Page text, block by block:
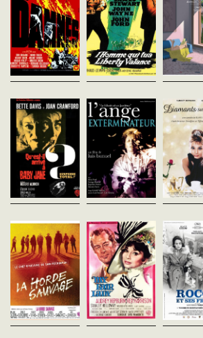
la Ruhr, la famille Essenbeck
célèbre l'anniversaire du
vieux baron Joachim, maître
des aciéries qui ont fait sa...
Un sénateur
Shinbone pour
funérailles d'un
presse locale,
présence du
presse de...
Qu'est-il arrivé à
Baby Jane ?
USA - 1962
vost - 134'
« Baby Jane » Hudson a été
une enfant star dans les
années 1910. Plus tard, sa
sœur Blanche a connu elle
aussi la gloire, mais un
étrange accident l'...
L'Ange
Mexique - 1962
vost - 93'
Edmundo et
un couple
Mexico,
réception après
leur luxueuse
Quelques faits
La Horde sauvage
Sam Peckinpah
vost - 145'
Au sud du Texas, une bande
de hors-la-loi se prépare à
commettre un hold-up et
tombe finalement dans une
embuscade. Elle est traquée
jusqu'au Mexique...
My Fair
George Cukor
vost - 170'
Un éminent
phonétique
Covent Garden
marchande de
l'accent
d'en faire une...
L'Avventura
Michelangelo Antonioni
Le Dieu
Diable